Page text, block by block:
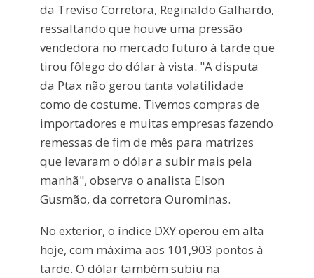
da Treviso Corretora, Reginaldo Galhardo,
ressaltando que houve uma pressão
vendedora no mercado futuro à tarde que
tirou fôlego do dólar à vista. "A disputa
da Ptax não gerou tanta volatilidade
como de costume. Tivemos compras de
importadores e muitas empresas fazendo
remessas de fim de mês para matrizes
que levaram o dólar a subir mais pela
manhã", observa o analista Elson
Gusmão, da corretora Ourominas.
No exterior, o índice DXY operou em alta
hoje, com máxima aos 101,903 pontos à
tarde. O dólar também subiu na